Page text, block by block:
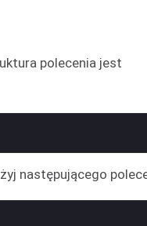
polecenia jest
następującego